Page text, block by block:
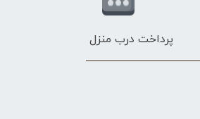
پرداخت درب منزل